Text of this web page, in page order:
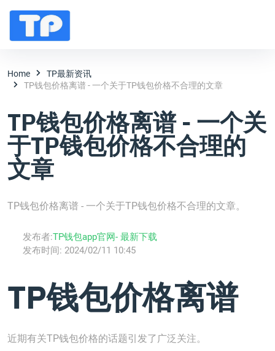
Home
TP最新资讯
TP钱包价格离谱 - 一个关于TP钱包价格不合理的文章
TP钱包价格离谱 - 一个关
于TP钱包价格不合理的
文章
TP钱包价格离谱 - 一个关于TP钱包价格不合理的文章。
发布者:TP钱包app官网- 最新下载
发布时间: 2024/02/11 10:45
TP钱包价格离谱
近期有关TP钱包价格的话题引发了广泛关注。